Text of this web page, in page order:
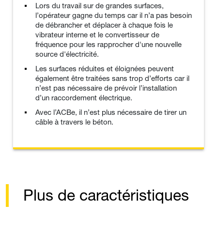
Lors du travail sur de grandes surfaces,
l’opérateur gagne du temps car il n’a pas besoin
de débrancher et déplacer à chaque fois le
vibrateur interne et le convertisseur de
fréquence pour les rapprocher d'une nouvelle
source d'électricité.
Les surfaces réduites et éloignées peuvent
également être traitées sans trop d’efforts car il
n’est pas nécessaire de prévoir l’installation
d’un raccordement électrique.
Avec l’ACBe, il n’est plus nécessaire de tirer un
câble à travers le béton.
Plus de caractéristiques